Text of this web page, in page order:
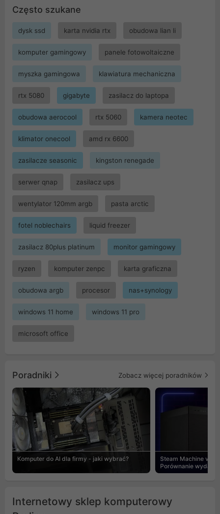
Często szukane
dysk ssd karta nvidia rtx obudowa lian li
komputer gamingowy panele fotowoltaiczne
myszka gamingowa klawiatura mechaniczna
rtx 5080 gigabyte zasilacz do laptopa
obudowa aerocool rtx 5060 kamera neotec
klimator onecool amd rx 6600
zasilacze seasonic kingston renegade
serwer qnap zasilacz ups
wentylator 120mm argb pasta arctic
fotel noblechairs liquid freezer
zasilacz 80plus platinum monitor gamingowy
ryzen komputer zenpc karta graficzna
obudowa argb procesor nas+synology
windows 11 home windows 11 pro
microsoft office
Poradniki Zobacz więcej poradników
Komputer do AI dla firmy - jaki wybrać?
Steam Machine vs
Porównanie
Internetowy sklep komputerowy